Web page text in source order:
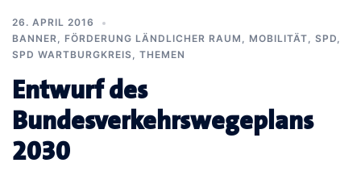
26. APRIL 2016
BANNER, FÖRDERUNG LÄNDLICHER RAUM , MOBILITÄT, SPD,
SPD WARTBURGKREIS, THEMEN
Entwurf des
Bundesverkehrswegeplans
2030